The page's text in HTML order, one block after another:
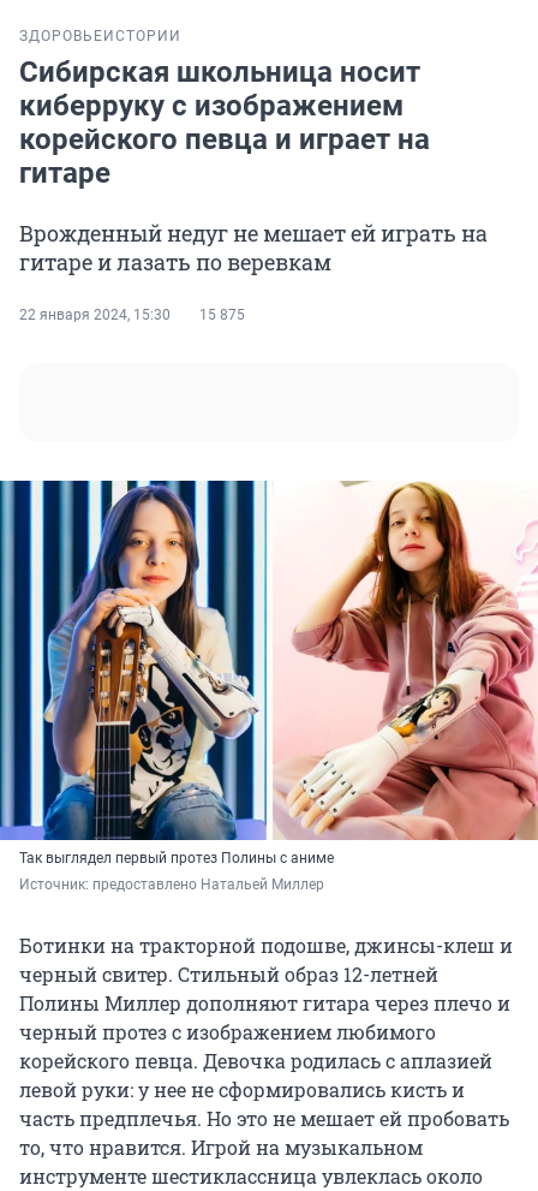
ЗДОРОВЬЕ ИСТОРИИ
Сибирская школьница носит
киберруку с изображением
корейского певца и играет на
гитаре
Врожденный недуг не мешает ей играть на
гитаре и лазать по веревкам
22 января 2024, 15:30 15 875
Так выглядел первый протез Полины с аниме
Источник: предоставлено Натальей Миллер
Ботинки на тракторной подошве, джинсы-клеш и
черный свитер. Стильный образ 12-летней
Полины Миллер дополняют гитара через плечо и
черный протез с изображением любимого
корейского певца. Девочка родилась с аплазией
левой руки: у нее не сформировались кисть и
часть предплечья. Но это не мешает ей пробовать
то, что нравится. Игрой на музыкальном
инструменте шестиклассница увлеклась около